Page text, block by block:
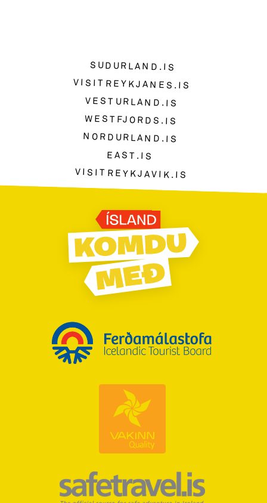
SUDURLAND.IS
VISITREYKJANES.IS
VESTURLAND.IS
WESTFJORDS.IS
NORDURLAND.IS
EAST.IS
VISITREYKJAVIK.IS